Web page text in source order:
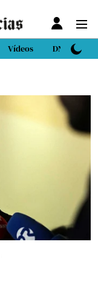
Vídeos DN Sport